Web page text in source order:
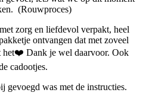
(Rouwproces)
zorg en liefdevol verpakt, heel
ontvangen dat met zoveel
het❤️ Dank je wel daarvoor. Ook
cadootjes.
gevoegd was met de instructies.